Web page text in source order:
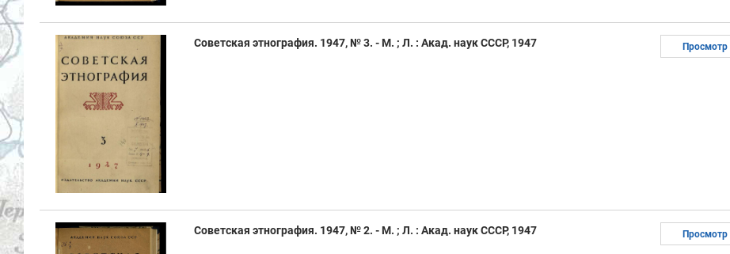
Советская этнография. 1947, № 3. - М. ; Л. : Акад. наук СССР, 1947 Просмотр
Советская этнография. 1947, № 2. - М. ; Л. : Акад. наук СССР, 1947 Просмотр